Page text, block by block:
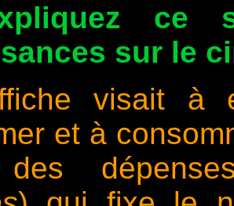
ce
sur le
visait à
et à
des